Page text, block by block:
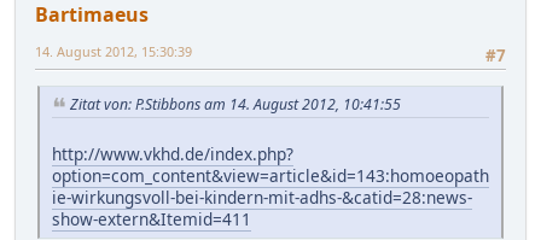
Bartimaeus
#7
14. August 2012, 15:30:39
Zitat von: P.Stibbons am 14. August 2012, 10:41:55
http://www.vkhd.de/index.php?
option=com_content&view=article&id=143:homoeopath
ie-wirkungsvoll-bei-kindern-mit-adhs-&catid=28:news-
show-extern&Itemid=411